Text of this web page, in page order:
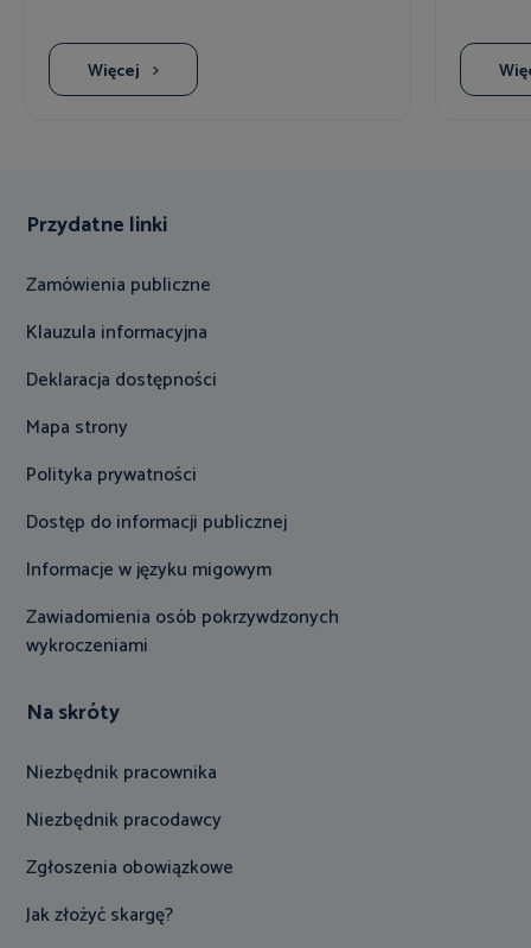
Więcej
Przydatne linki
Zamówienia publiczne
Klauzula informacyjna
Deklaracja dostępności
Mapa strony
Polityka prywatności
Dostęp do informacji publicznej
Informacje w języku migowym
Zawiadomienia osób pokrzywdzonych
wykroczeniami
Na skróty
Niezbędnik pracownika
Niezbędnik pracodawcy
Zgłoszenia obowiązkowe
Jak złożyć skargę?